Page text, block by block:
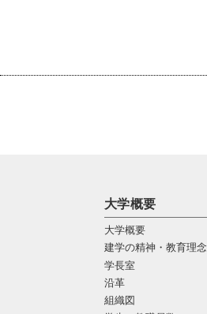
大学概要
大学概要
建学の精神・教育理念
学長室
沿革
組織図